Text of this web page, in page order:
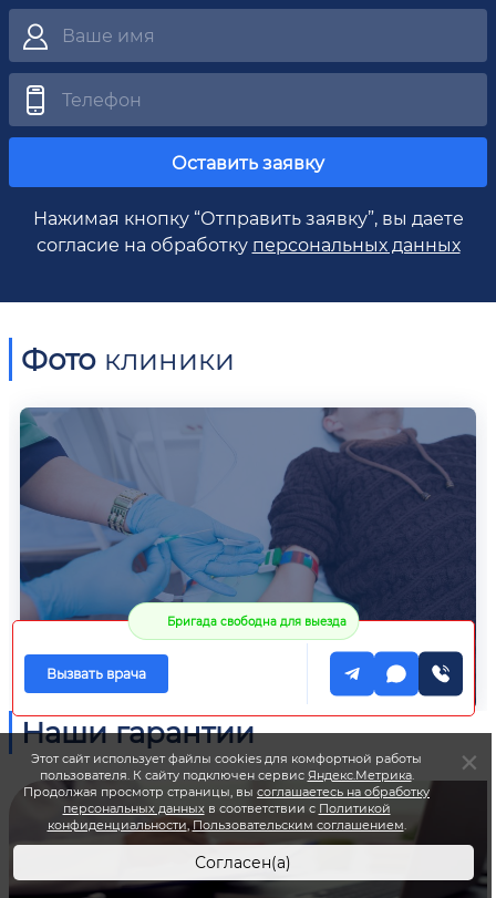
Оставить заявку
Нажимая кнопку “Отправить заявку”, вы даете
согласие на обработку персональных данных
Фото клиники
Наши гарантии
Этот сайт использует файлы cookies для комфортной работы
пользователя. К сайту подключен сервис Яндекс.Метрика.
Продолжая просмотр страницы, высоглашаетесь на обработку
персональных данныхв соответствии с Политикой
конфиденциальности,Пользовательским соглашением.
Согласен(а)
Бригада свободна для выезда
Вызвать врача